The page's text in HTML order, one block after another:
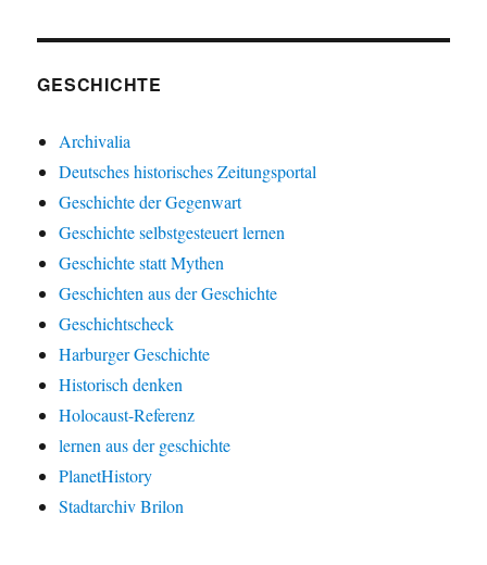
GESCHICHTE
Archivalia
Deutsches historisches Zeitungsportal
Geschichte der Gegenwart
Geschichte selbstgesteuert lernen
Geschichte statt Mythen
Geschichten aus der Geschichte
Geschichtscheck
Harburger Geschichte
Historisch denken
Holocaust-Referenz
lernen aus der geschichte
PlanetHistory
Stadtarchiv Brilon